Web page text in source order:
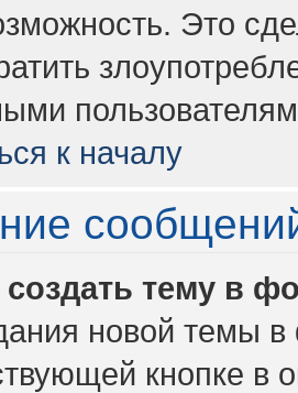
Это
к началу
создать тему в
новой темы
кнопке